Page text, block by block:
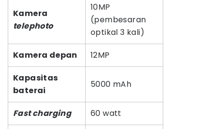
Kamera
telephoto
10MP
(pembesaran
optikal 3 kali)
Kamera depan 12MP
Kapasitas
baterai
5000 mAh
Fast charging 60 watt